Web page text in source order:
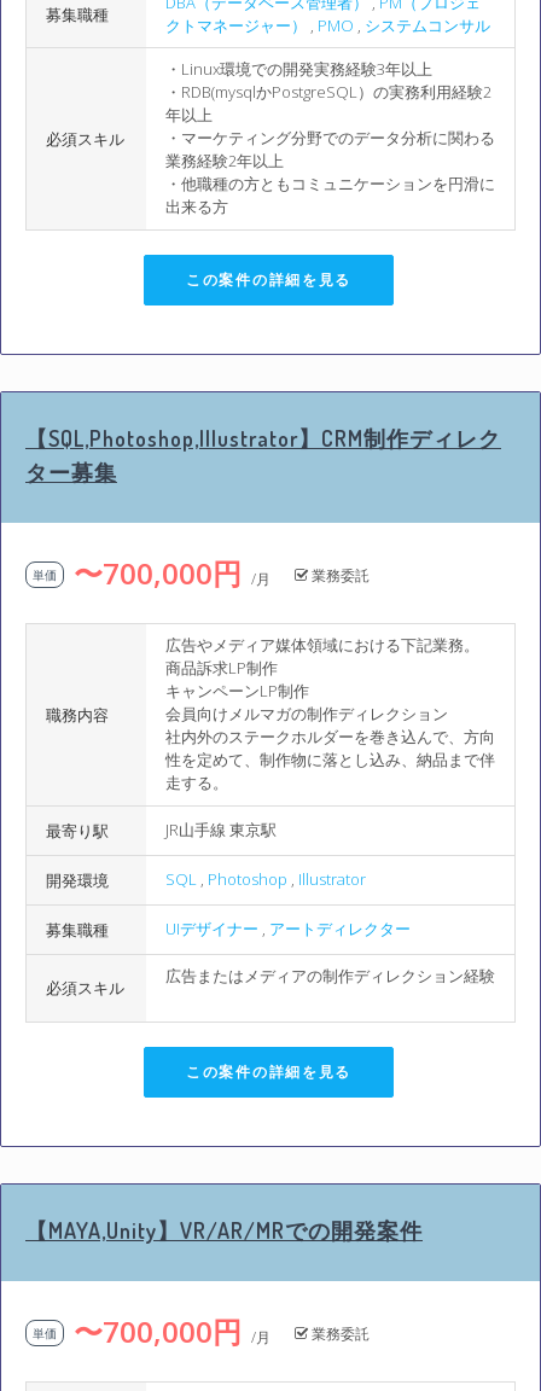
募集職種
クトマネージャー）
, PMO , システムコンサル
必須スキル
・Linux環境での開発実務経験3年以上
・RDB(mysqlかPostgreSQL）の実務利用経験2
年以上
・マーケティング分野でのデータ分析に関わる
業務経験2年以上
・他職種の方ともコミュニケーションを円滑に
出来る方
この案件の詳細を見る
【SQL,Photoshop,Illustrator】CRM制作ディレク
ター募集
単価 〜700,000円 /月 業務委託
職務内容
広告やメディア媒体領域における下記業務。
商品訴求LP制作
キャンペーンLP制作
会員向けメルマガの制作ディレクション
社内外のステークホルダーを巻き込んで、方向
性を定めて、制作物に落とし込み、納品まで伴
走する。
最寄り駅 JR山手線 東京駅
開発環境 SQL , Photoshop , Illustrator
募集職種 UIデザイナー , アートディレクター
必須スキル
広告またはメディアの制作ディレクション経験
この案件の詳細を見る
【MAYA,Unity】VR/AR/MRでの開発案件
単価 〜700,000円 /月 業務委託